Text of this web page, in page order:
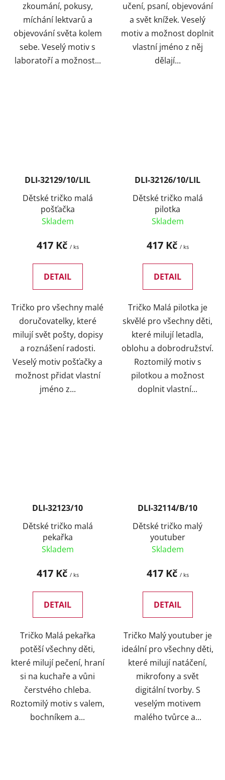
zkoumání, pokusy,
míchání lektvarů a
objevování světa kolem
sebe. Veselý motiv s
laboratoří a možnost...
učení, psaní, objevování
a svět knížek. Veselý
motiv a možnost doplnit
vlastní jméno z něj
dělají...
DLI-32129/10/LIL
Dětské tričko malá
pošťačka
Skladem
417 Kč / ks
DETAIL
Tričko pro všechny malé
doručovatelky, které
milují svět pošty, dopisy
a roznášení radosti.
Veselý motiv pošťačky a
možnost přidat vlastní
jméno z...
DLI-32126/10/LIL
Dětské tričko malá
pilotka
Skladem
417 Kč / ks
DETAIL
Tričko Malá pilotka je
skvělé pro všechny děti,
které milují letadla,
oblohu a dobrodružství.
Roztomilý motiv s
pilotkou a možnost
doplnit vlastní...
DLI-32123/10
Dětské tričko malá
pekařka
Skladem
417 Kč / ks
DETAIL
Tričko Malá pekařka
potěší všechny děti,
které milují pečení, hraní
si na kuchaře a vůni
čerstvého chleba.
Roztomilý motiv s valem,
bochníkem a...
DLI-32114/B/10
Dětské tričko malý
youtuber
Skladem
417 Kč / ks
DETAIL
Tričko Malý youtuber je
ideální pro všechny děti,
které milují natáčení,
mikrofony a svět
digitální tvorby. S
veselým motivem
malého tvůrce a...